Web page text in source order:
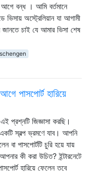
বন্ধ । আমি বর্তমানে
ভিসায় অস্ট্রেলিয়ান যা আগামী
চাই যে আমার ভিসা শেষ
schengen
পাসপোর্ট হারিয়ে
প্রশ্নটি জিজ্ঞাসা করছি।
স্বল্প ভ্রমণে যাব। আপনি
বা পাসপোর্টটি চুরি হয়ে যায়
কী করা উচিত? ইন্টারনেটে
হারিয়ে ফেলেন তবে